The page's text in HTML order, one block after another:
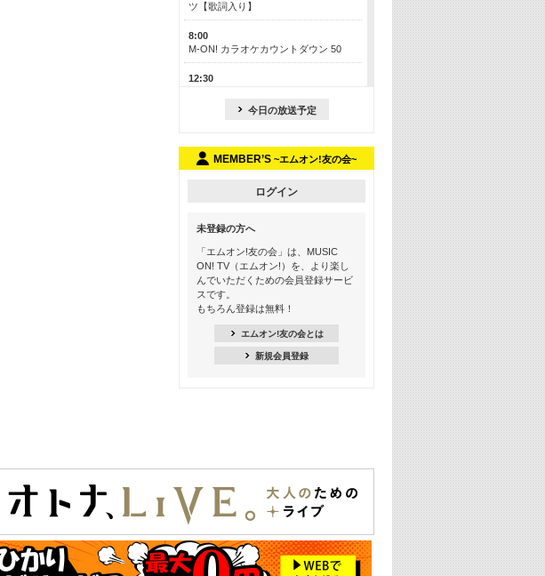
ツ【歌詞入り】
8:00
M-ON! カラオケカウントダウン 50
12:30
18:30
Hits ON! 最新アニメ主題歌特集 ＜＃
17＞
19:30
Kis-My-Ft2特集
NEWS特集
エムオン! ビッグヒッツ
25:00
この夏聴きたい! サマーソングメドレ
今日の放送予定
MEMBER’S ~エムオン!友の会~
ログイン
未登録の方へ
「エムオン!友の会」は、MUSIC
ON! TV（エムオン!）を、より楽し
んでいただくための会員登録サービ
スです。
もちろん登録は無料！
エムオン!友の会とは
新規会員登録